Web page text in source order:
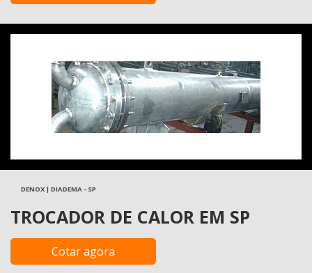
DENOX | DIADEMA - SP
TROCADOR DE CALOR EM SP
Cotar agora